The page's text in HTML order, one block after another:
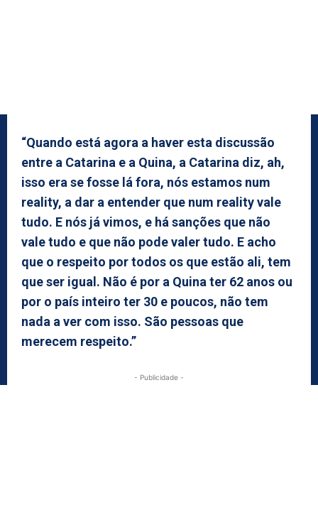
“Quando está agora a haver esta discussão
entre a Catarina e a Quina, a Catarina diz, ah,
isso era se fosse lá fora, nós estamos num
reality, a dar a entender que num reality vale
tudo. E nós já vimos, e há sanções que não
vale tudo e que não pode valer tudo. E acho
que o respeito por todos os que estão ali, tem
que ser igual. Não é por a Quina ter 62 anos ou
por o país inteiro ter 30 e poucos, não tem
nada a ver com isso. São pessoas que
merecem respeito.”
- Publicidade -